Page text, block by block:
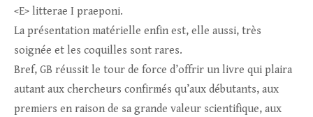
<E> litterae I praeponi.
La présentation matérielle enfin est, elle aussi, très
soignée et les coquilles sont rares.
Bref, GB réussit le tour de force d’offrir un livre qui plaira
autant aux chercheurs confirmés qu’aux débutants, aux
premiers en raison de sa grande valeur scientifique, aux